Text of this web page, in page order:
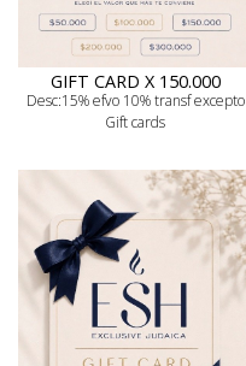
GIFT CARD X 150.000
Desc:15% efvo 10% transf excepto
Gift cards